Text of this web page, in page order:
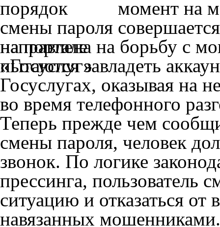
момент на
направлена на борьбу с
пытаются завладеть
Госуслугах, оказывая на
во время телефонного
Теперь прежде чем
смены пароля, человек
звонок. По логике
прессинга, пользователь
ситуацию и отказаться от
навязанных мошенниками.